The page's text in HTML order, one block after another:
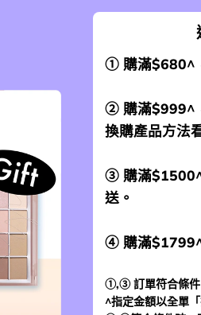
① 購滿$680^
② 購滿$999^
換購產品方法
③ 購滿$1500^
送。
④ 購滿
①,③ 訂單符合條件
^指定金額以全單